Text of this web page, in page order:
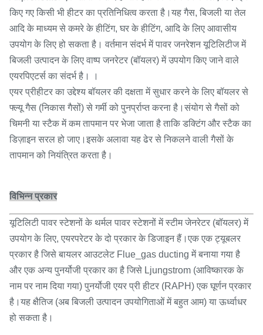
किए गए किसी भी हीटर का प्रतिनिधित्व करता है।यह गैस, बिजली या तेल
आदि के माध्यम से कमरे के हीटिंग, घर के हीटिंग, आदि के लिए आवासीय
उपयोग के लिए हो सकता है। वर्तमान संदर्भ में पावर जनरेशन यूटिलिटीज में
बिजली उत्पादन के लिए वाष्प जनरेटर (बॉयलर) में उपयोग किए जाने वाले
एयरपिएटर्स का संदर्भ है। ।
एयर प्रीहीटर का उद्देश्य बॉयलर की दक्षता में सुधार करने के लिए बॉयलर से
फ्ल्यू गैस (निकास गैसों) से गर्मी को पुनर्प्राप्त करना है।संयोग से गैसों को
चिमनी या स्टैक में कम तापमान पर भेजा जाता है ताकि डक्टिंग और स्टैक का
डिज़ाइन सरल हो जाए।इसके अलावा यह ढेर से निकलने वाली गैसों के
तापमान को नियंत्रित करता है।
विभिन्न प्रकार
यूटिलिटी पावर स्टेशनों के थर्मल पावर स्टेशनों में स्टीम जेनरेटर (बॉयलर) में
उपयोग के लिए, एयरपरेटर के दो प्रकार के डिजाइन हैं।एक एक ट्यूबलर
प्रकार है जिसे बायलर आउटलेट Flue_gas ducting में बनाया गया है
और एक अन्य पुनर्योजी प्रकार का है जिसे Ljungstrom (आविष्कारक के
नाम पर नाम दिया गया) पुनर्योजी एयर प्री हीटर (RAPH) एक घूर्णन प्रकार
है।यह क्षैतिज (अब बिजली उत्पादन उपयोगिताओं में बहुत आम) या ऊर्ध्वाधर
हो सकता है।